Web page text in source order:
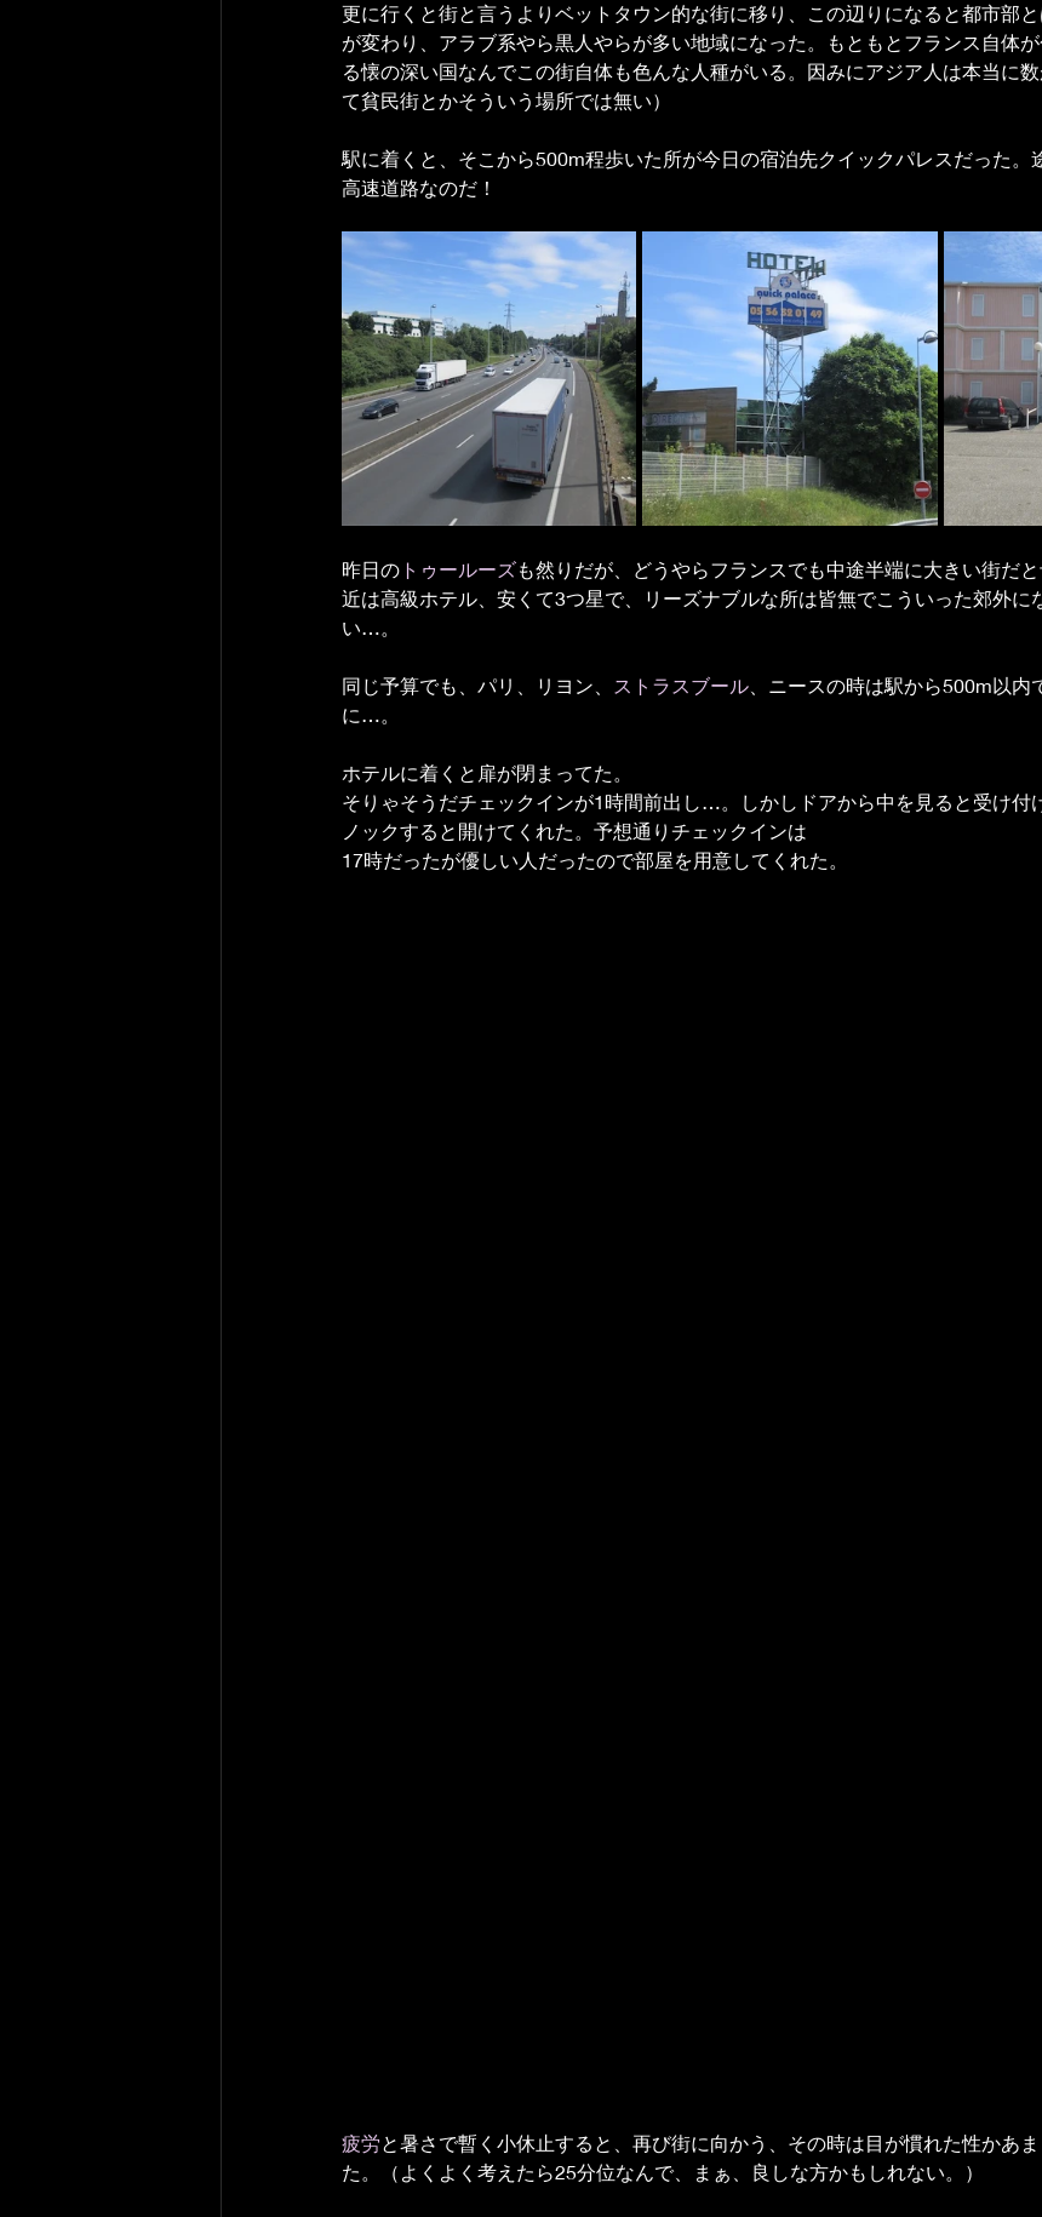
更に行くと街と言うよりベットタウン的な街に移り、この辺りになると都市部
が変わり、アラブ系やら黒人やらが多い地域になった。もともとフランス自体
る懐の深い国なんでこの街自体も色んな人種がいる。因みにアジア人は本当に
て貧民街とかそういう場所では無い）
駅に着くと、そこから500m程歩いた所が今日の宿泊先クイックパレスだった。
高速道路なのだ！
昨日の トゥールーズも然りだが、どうやらフランスでも中途半端に大きい街だ
近は高級ホテル、安くて3つ星で、リーズナブルな所は皆無でこういった郊外に
い…。
同じ予算でも、パリ、リヨン、 ストラスブール 、ニースの時は駅から500m以内
に…。
ホテルに着くと扉が閉まってた。
そりゃそうだチェックインが1時間前出し…。しかしドアから中を見ると受け付
ノックすると開けてくれた。予想通りチェックインは
17時だったが優しい人だったので部屋を用意してくれた。
疲労 と暑さで暫く小休止すると、再び街に向かう、その時は目が慣れた性かあ
た。（よくよく考えたら25分位なんで、まぁ、良しな方かもしれない。）